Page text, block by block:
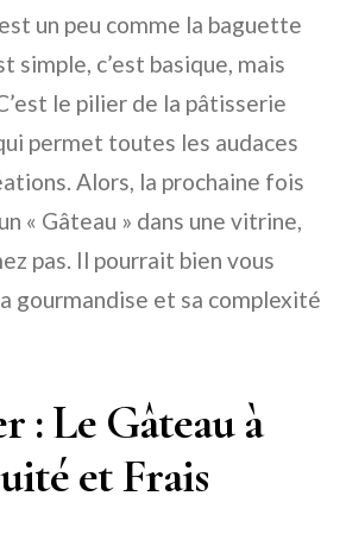
un peu comme la baguette
simple, c’est basique, mais
le pilier de la pâtisserie
permet toutes les audaces
Alors, la prochaine fois
« Gâteau » dans une vitrine,
pas. Il pourrait bien vous
gourmandise et sa complexité
: Le Gâteau à
et Frais